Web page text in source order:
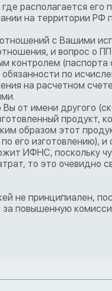
располагается его
на территории РФ
с Вашими
и вопрос о
контролем
по
на расчетном
от имени другого
продукт,
образом этот
его изготовлению),
ИФНС, поскольку
то это очевидно
не принципиален,
повышенную